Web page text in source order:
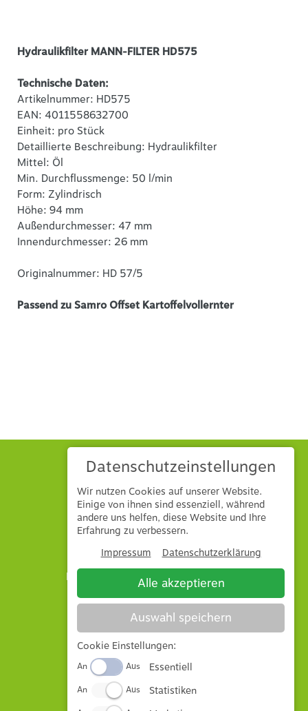
Hydraulikfilter MANN-FILTER HD575
Technische Daten:
Artikelnummer: HD575
EAN: 4011558632700
Einheit: pro Stück
Detaillierte Beschreibung: Hydraulikfilter
Mittel: Öl
Min. Durchflussmenge: 50 l/min
Form: Zylindrisch
Höhe: 94 mm
Außendurchmesser: 47 mm
Innendurchmesser: 26 mm
Originalnummer: HD 57/5
Passend zu Samro Offset Kartoffelvollernter
Hönle GmbH & Co. KG
Mühlbuck 1
86745
Laub
E-Mail: info@hoenle-landtechnik.de
Tel: 09092 8782
Datenschutz
AGB
Altölentsorgung
Widerrufsbelehrung
Vertrag widerrufen
Datenschutzeinstellungen
Wir nutzen Cookies auf unserer Website.
Einige von ihnen sind essenziell, während
andere uns helfen, diese Website und Ihre
Erfahrung zu verbessern.
Impressum
Datenschutzerklärung
Alle akzeptieren
Auswahl speichern
Cookie Einstellungen:
An Aus Essentiell
An Aus Statistiken